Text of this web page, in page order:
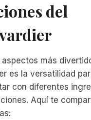
del
más
es la versatilidad
con diferentes
Aquí te